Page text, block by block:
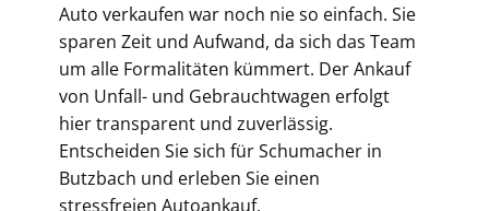
Auto verkaufen war noch nie so einfach. Sie
sparen Zeit und Aufwand, da sich das Team
um alle Formalitäten kümmert. Der Ankauf
von Unfall- und Gebrauchtwagen erfolgt
hier transparent und zuverlässig.
Entscheiden Sie sich für Schumacher in
Butzbach und erleben Sie einen
stressfreien Autoankauf.